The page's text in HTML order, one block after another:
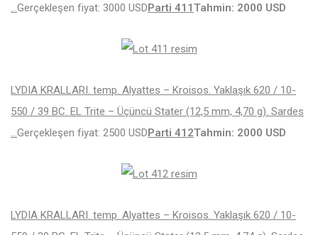
Gerçekleşen fiyat: 3000 USDParti 411Tahmin: 2000 USD
LYDIA KRALLARI. temp. Alyattes – Kroisos. Yaklaşık 620 / 10-
550 / 39 BC. EL Trite – Üçüncü Stater (12,5 mm, 4,70 g). Sardes
Gerçekleşen fiyat: 2500 USDParti 412Tahmin: 2000 USD
LYDIA KRALLARI. temp. Alyattes – Kroisos. Yaklaşık 620 / 10-